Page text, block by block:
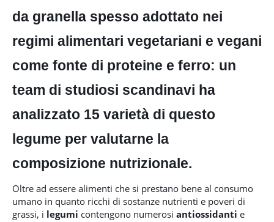
da granella spesso adottato nei
regimi alimentari vegetariani e vegani
come fonte di proteine e ferro: un
team di studiosi scandinavi ha
analizzato 15 varietà di questo
legume per valutarne la
composizione nutrizionale.
Oltre ad essere alimenti che si prestano bene al consumo
umano in quanto ricchi di sostanze nutrienti e poveri di
grassi, i legumi contengono numerosi antiossidanti e